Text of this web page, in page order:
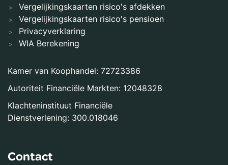
Vergelijkingskaarten risico's afdekken
Vergelijkingskaarten risico's pensioen
Privacyverklaring
WIA Berekening
Kamer van Koophandel: 72723386
Autoriteit Financiële Markten: 12048328
Klachteninstituut Financiële
Dienstverlening: 300.018046
Contact